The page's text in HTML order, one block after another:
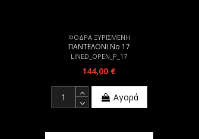
ΦΟΔΡΑ ΞΥΡΙΣΜΕΝΗ
ΠΑΝΤΕΛΟΝΙ Νο 17
LINED_OPEN_P_17
144,00 €
Αγορά